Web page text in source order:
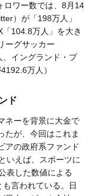
ロワー数では、8月14
）が「198万人」
104.8万人」を大き
ーグサッカー
、イングランド・プ
万人）
ド
ネーを背景に大金で
たが、今回はこれま
アの政府系ファンド
いえば、スポーツに
表した数値による
言われている。日